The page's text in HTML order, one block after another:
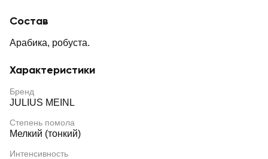
Состав
Арабика, робуста.
Характеристики
Бренд
JULIUS MEINL
Степень помола
Мелкий (тонкий)
Интенсивность